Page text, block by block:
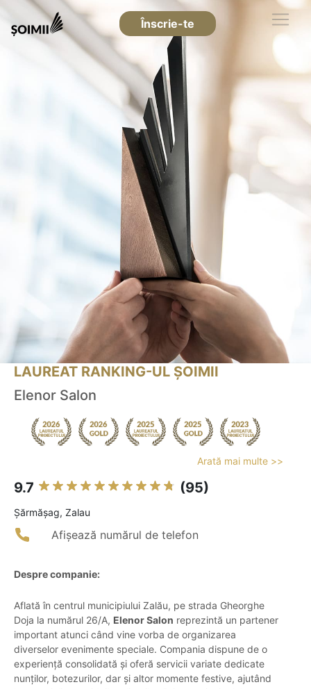
Înscrie-te
LAUREAT RANKING-UL ȘOIMII
Elenor Salon
Arată mai multe >>
9.7 (95)
Şărmăşag, Zalau
Afișează numărul de telefon
Despre companie:
Aflată în centrul municipiului Zalău, pe strada Gheorghe
Doja la numărul 26/A, Elenor Salon reprezintă un partener
important atunci când vine vorba de organizarea
diverselor evenimente speciale. Compania dispune de o
experiență consolidată și oferă servicii variate dedicate
nunților, botezurilor, dar și altor momente festive, ajutând